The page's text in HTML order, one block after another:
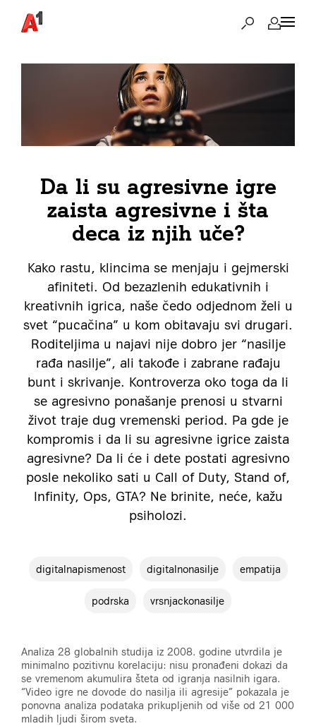
Da li su agresivne igre
zaista agresivne i šta
deca iz njih uče?
Kako rastu, klincima se menjaju i gejmerski
afiniteti. Od bezazlenih edukativnih i
kreativnih igrica, naše čedo odjednom želi u
svet “pucačina” u kom obitavaju svi drugari.
Roditeljima u najavi nije dobro jer “nasilje
rađa nasilje”, ali takođe i zabrane rađaju
bunt i skrivanje. Kontroverza oko toga da li
se agresivno ponašanje prenosi u stvarni
život traje dug vremenski period. Pa gde je
kompromis i da li su agresivne igrice zaista
agresivne? Da li će i dete postati agresivno
posle nekoliko sati u Call of Duty, Stand of,
Infinity, Ops, GTA? Ne brinite, neće, kažu
psiholozi.
digitalnapismenost digitalnonasilje empatija
podrska vrsnjackonasilje
Analiza 28 globalnih studija iz 2008. godine utvrdila je
minimalno pozitivnu korelaciju: nisu pronađeni dokazi da
se vremenom akumulira šteta od igranja nasilnih igara.
“Video igre ne dovode do nasilja ili agresije” pokazala je
ponovna analiza podataka prikupljenih od više od 21 000
mladih ljudi širom sveta.